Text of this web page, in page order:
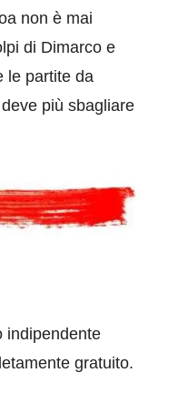
non è mai
di Dimarco e
le partite da
più sbagliare
indipendente
gratuito.